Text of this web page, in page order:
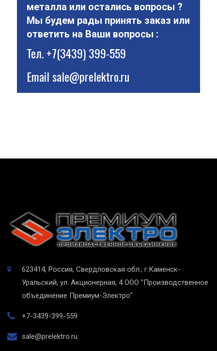
металла или остались вопросы ?
Мы будем рады принять заказ или
ответить на Ваши вопросы :
Тел.+7(3439) 399-559
Emailsale@prelektro.ru
623414, Россия, Свердловская обл., г.Каменск-
Уральский, ул. Акционерная, 4 ООО "Производственное
объединение Премиум-Электро"
+7-3439-399-559
sale@prelektro.ru